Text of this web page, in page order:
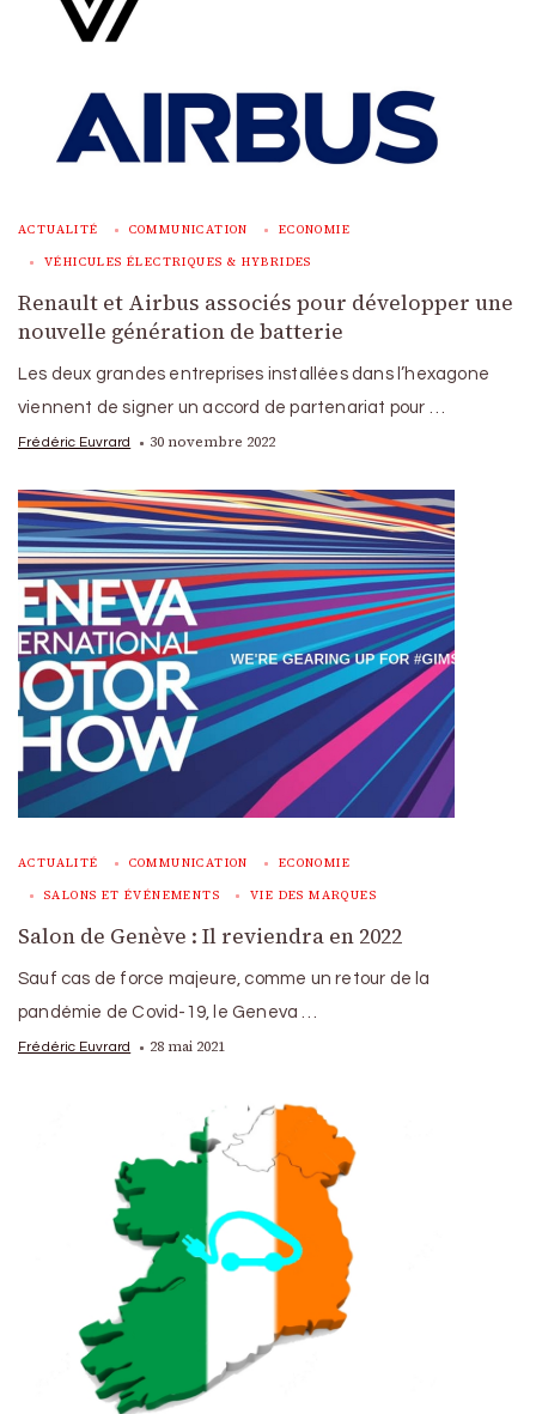
ACTUALITÉ COMMUNICATION ECONOMIE
VÉHICULES ÉLECTRIQUES & HYBRIDES
Renault et Airbus associés pour développer une
nouvelle génération de batterie
Les deux grandes entreprises installées dans l’hexagone
viennent de signer un accord de partenariat pour …
Frédéric Euvrard 30 novembre 2022
ACTUALITÉ COMMUNICATION ECONOMIE
SALONS ET ÉVÉNEMENTS VIE DES MARQUES
Salon de Genève : Il reviendra en 2022
Sauf cas de force majeure, comme un retour de la
pandémie de Covid-19, le Geneva …
Frédéric Euvrard 28 mai 2021